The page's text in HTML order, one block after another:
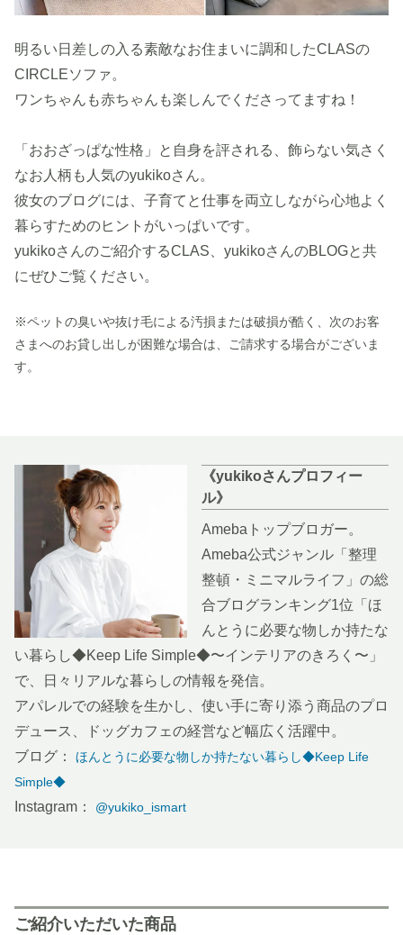
明るい日差しの入る素敵なお住まいに調和したCLASの
CIRCLEソファ。
ワンちゃんも赤ちゃんも楽しんでくださってますね！
「おおざっぱな性格」と自身を評される、飾らない気さく
なお人柄も人気のyukikoさん。
彼女のブログには、子育てと仕事を両立しながら心地よく
暮らすためのヒントがいっぱいです。
yukikoさんのご紹介するCLAS、yukikoさんのBLOGと共
にぜひご覧ください。
※ペットの臭いや抜け毛による汚損または破損が酷く、次のお客
さまへのお貸し出しが困難な場合は、ご請求する場合がございま
す。
《yukikoさんプロフィー
ル》
Amebaトップブロガー。
Ameba公式ジャンル「整理
整頓・ミニマルライフ」の総
合ブログランキング1位「ほ
んとうに必要な物しか持たな
い暮らし◆Keep Life Simple◆〜インテリアのきろく〜」
で、日々リアルな暮らしの情報を発信。
アパレルでの経験を生かし、使い手に寄り添う商品のプロ
デュース、ドッグカフェの経営など幅広く活躍中。
ブログ： ほんとうに必要な物しか持たない暮らし◆Keep Life
Simple◆
Instagram： @yukiko_ismart
ご紹介いただいた商品